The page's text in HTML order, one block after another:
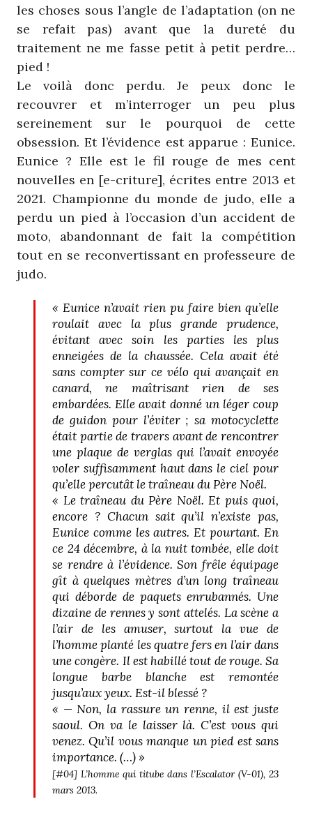
les choses sous l’angle de l’adaptation (on ne
se refait pas) avant que la dureté du
traitement ne me fasse petit à petit perdre…
pied !
Le voilà donc perdu. Je peux donc le
recouvrer et m’interroger un peu plus
sereinement sur le pourquoi de cette
obsession. Et l’évidence est apparue : Eunice.
Eunice ? Elle est le fil rouge de mes cent
nouvelles en [e-criture], écrites entre 2013 et
2021. Championne du monde de judo, elle a
perdu un pied à l’occasion d’un accident de
moto, abandonnant de fait la compétition
tout en se reconvertissant en professeure de
judo.
« Eunice n’avait rien pu faire bien qu’elle
roulait avec la plus grande prudence,
évitant avec soin les parties les plus
enneigées de la chaussée. Cela avait été
sans compter sur ce vélo qui avançait en
canard, ne maîtrisant rien de ses
embardées. Elle avait donné un léger coup
de guidon pour l’éviter ; sa motocyclette
était partie de travers avant de rencontrer
une plaque de verglas qui l’avait envoyée
voler suffisamment haut dans le ciel pour
qu’elle percutât le traîneau du Père Noël.
« Le traîneau du Père Noël. Et puis quoi,
encore ? Chacun sait qu’il n’existe pas,
Eunice comme les autres. Et pourtant. En
ce 24 décembre, à la nuit tombée, elle doit
se rendre à l’évidence. Son frêle équipage
gît à quelques mètres d’un long traîneau
qui déborde de paquets enrubannés. Une
dizaine de rennes y sont attelés. La scène a
l’air de les amuser, surtout la vue de
l’homme planté les quatre fers en l’air dans
une congère. Il est habillé tout de rouge. Sa
longue barbe blanche est remontée
jusqu’aux yeux. Est-il blessé ?
« — Non, la rassure un renne, il est juste
saoul. On va le laisser là. C’est vous qui
venez. Qu’il vous manque un pied est sans
importance. (…)»
[#04] L’homme qui titube dans l’Escalator(V-01), 23
mars 2013.